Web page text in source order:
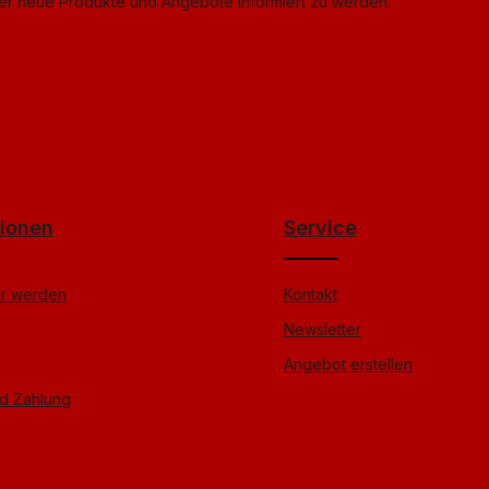
werden
Zahlung
Service
Kontakt
Newsletter
Angebot erstellen